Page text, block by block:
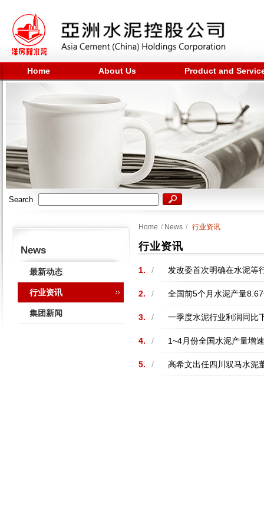
Home About Us Product and
Search
News
最新动态
行业资讯
集团新闻
Home / News / 行业资讯
行业资讯
1. / 发改委首次明确在水泥等
2. / 全国前5个月水泥产量
3. / 一季度水泥行业利润同比
4. / 1~4月份全国水泥产量增
5. / 高希文出任四川双马水泥